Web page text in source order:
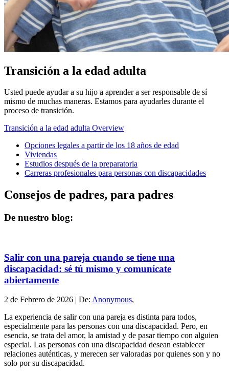
Transición a la edad adulta
Usted puede ayudar a su hijo a aprender a ser responsable de sí
mismo de muchas maneras. Estamos para ayudarles durante el
proceso de transición.
Transición a la edad adulta Overview
Opciones legales a partir de los 18 años de edad
Viviendas
Estudios después de la preparatoria
Carreras profesionales para personas con discapacidades
Consejos de padres, para padres
De nuestro blog:
Salir con una pareja cuando se tiene una
discapacidad: sé tú mismo y comunícate
abiertamente
2 de Febrero de 2026 | De: Anonymous,
La experiencia de salir con una pareja es distinta para todos,
especialmente para las personas con una discapacidad. Pero, en
esencia, se trata del amor, la amistad y de pasar tiempo con alguien
especial. Las personas con una discapacidad desean establecer
relaciones auténticas, y merecen ser valoradas por quienes son y no
solo por su discapacidad.